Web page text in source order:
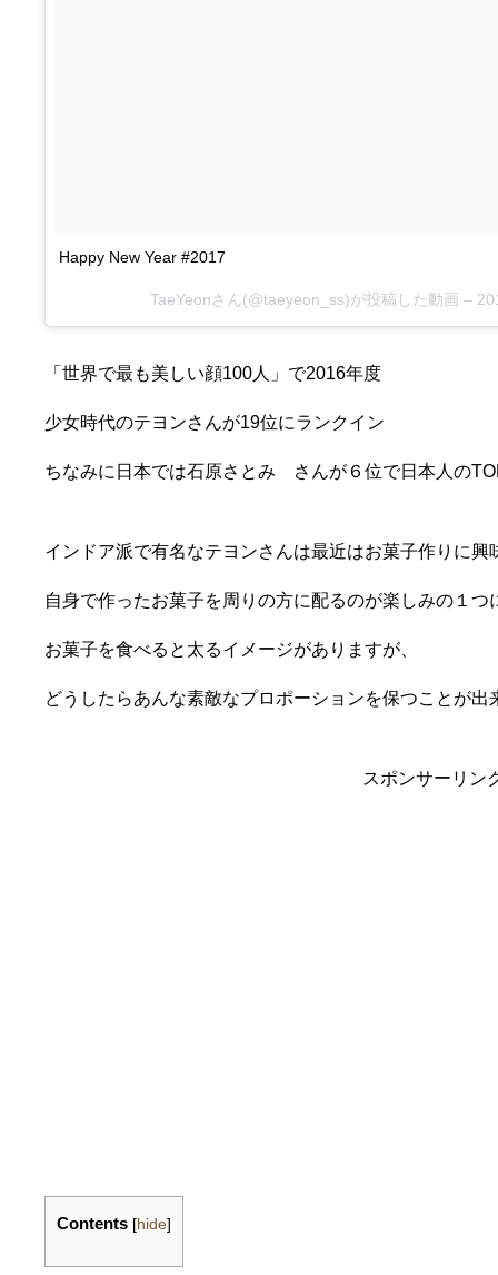
Happy New Year #2017
TaeYeonさん(@taeyeon_ss)が投稿した動画 –
「世界で最も美しい顔100人」で2016年度
少女時代のテヨンさんが19位にランクイン
ちなみに日本では石原さとみ さんが６位で日本人の
インドア派で有名なテヨンさんは最近はお菓子作りに興
自身で作ったお菓子を周りの方に配るのが楽しみの１つ
お菓子を食べると太るイメージがありますが、
どうしたらあんな素敵なプロポーションを保つことが出
スポンサーリン
Contents [hide]